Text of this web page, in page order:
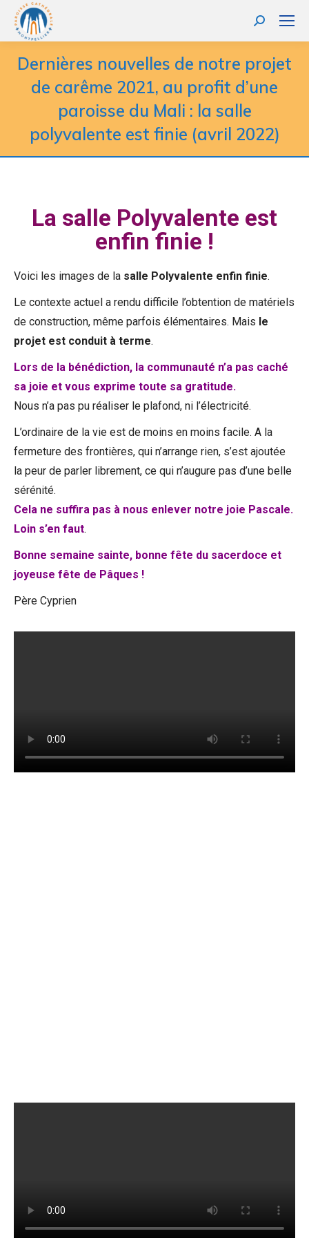
Dernières nouvelles de notre projet
de carême 2021, au profit d’une
paroisse du Mali : la salle
polyvalente est finie (avril 2022)
La salle Polyvalente est
enfin finie !
Voici les images de la salle Polyvalente enfin finie.
Le contexte actuel a rendu difficile l’obtention de matériels
de construction, même parfois élémentaires. Mais le
projet est conduit à terme.
Lors de la bénédiction, la communauté n’a pas caché
sa joie et vous exprime toute sa gratitude.
Nous n’a pas pu réaliser le plafond, ni l’électricité.
L’ordinaire de la vie est de moins en moins facile. A la
fermeture des frontières, qui n’arrange rien, s’est ajoutée
la peur de parler librement, ce qui n’augure pas d’une belle
sérénité.
Cela ne suffira pas à nous enlever notre joie Pascale.
Loin s’en faut.
Bonne semaine sainte, bonne fête du sacerdoce et
joyeuse fête de Pâques !
Père Cyprien